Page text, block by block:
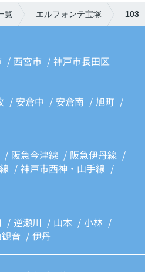
覧 エルフォンテ宝塚 103
西宮市
神戸市長田区
安倉中 安倉南
旭町
阪急今津線
阪急伊丹線
神戸市西神・山手線
逆瀬川 山本
小林
音 伊丹